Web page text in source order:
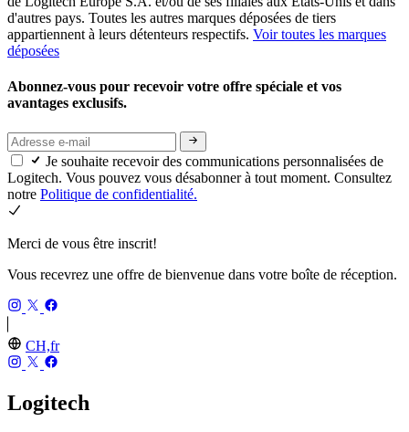
d'autres pays. Toutes les autres marques déposées de tiers
appartiennent à leurs détenteurs respectifs. Voir toutes les marques
déposées
Abonnez-vous pour recevoir votre offre spéciale et vos
avantages exclusifs.
Je souhaite recevoir des communications personnalisées de
Logitech. Vous pouvez vous désabonner à tout moment. Consultez
notre Politique de confidentialité.
Merci de vous être inscrit!
Vous recevrez une offre de bienvenue dans votre boîte de réception.
CH,fr
Logitech